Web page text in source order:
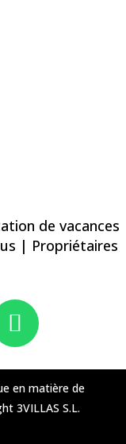
de vacances
| Propriétaires
en matière de
3VILLAS S.L.